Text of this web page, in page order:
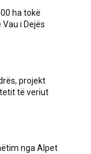
ha tokë
i Dejës
projekt
të veriut
nga Alpet